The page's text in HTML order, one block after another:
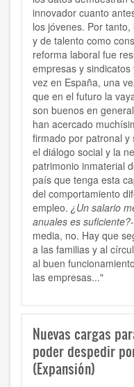
innovador cuanto
los jóvenes. Por
y de talento como
reforma laboral fue
empresas y
vez en España, una
que en el futuro la
son buenos en
han acercado
firmado por patronal
el diálogo social y la
patrimonio inmaterial
país que tenga esta
del comportamiento
empleo. ¿Un salario
anuales es suficiente?
media, no. Hay que
a las familias y al
al buen
las empresas..."
Nuevas cargas
poder despedir
(Expansión)